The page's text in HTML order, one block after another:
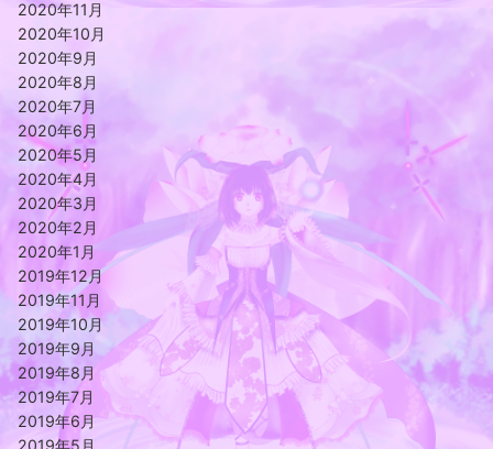
2020年11月
2020年10月
2020年9月
2020年8月
2020年7月
2020年6月
2020年5月
2020年4月
2020年3月
2020年2月
2020年1月
2019年12月
2019年11月
2019年10月
2019年9月
2019年8月
2019年7月
2019年6月